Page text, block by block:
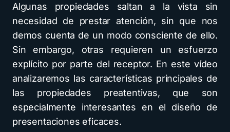
Algunas propiedades saltan a la vista sin
necesidad de prestar atención, sin que nos
demos cuenta de un modo consciente de ello.
Sin embargo, otras requieren un esfuerzo
explícito por parte del receptor. En este vídeo
analizaremos las características principales de
las propiedades preatentivas, que son
especialmente interesantes en el diseño de
presentaciones eficaces.